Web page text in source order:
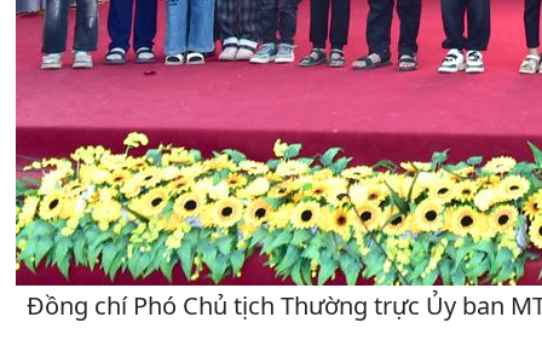
Đồng chí Phó Chủ tịch Thường trực Ủy ban